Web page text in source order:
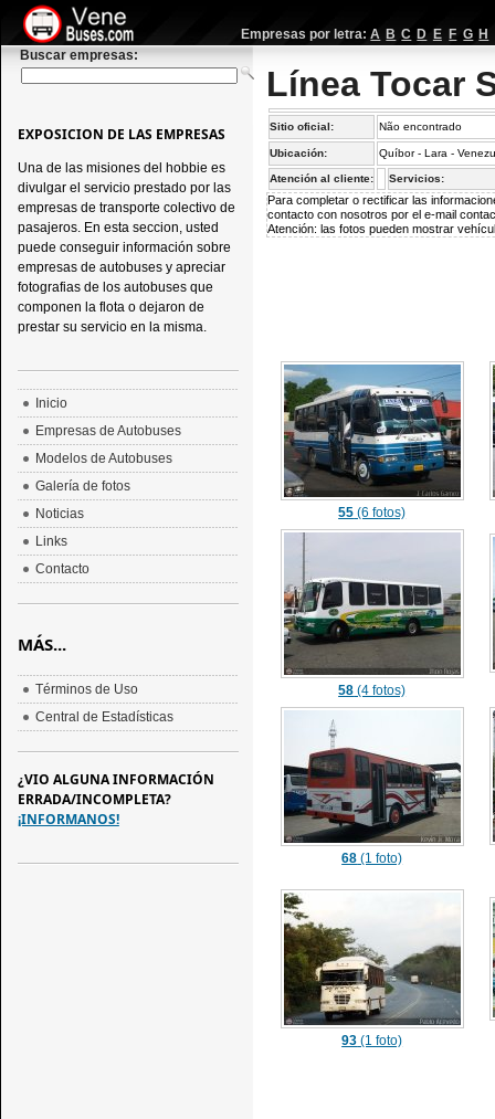
Empresas por letra: A B C D E F G H
Buscar empresas:
Línea Tocar
Sitio oficial: Não encontrado
Ubicación: Quíbor - Lara -
Atención al cliente: Servicios:
Para completar o rectificar las
contacto con nosotros por el e-mail
Atención: las fotos pueden mostrar
55 (6 fotos)
58 (4 fotos)
68 (1 foto)
93 (1 foto)
EXPOSICION DE LAS EMPRESAS
Una de las misiones del hobbie es
divulgar el servicio prestado por las
empresas de transporte colectivo de
pasajeros. En esta seccion, usted
puede conseguir información sobre
empresas de autobuses y apreciar
fotografias de los autobuses que
componen la flota o dejaron de
prestar su servicio en la misma.
Inicio
Empresas de Autobuses
Modelos de Autobuses
Galería de fotos
Noticias
Links
Contacto
MÁS...
Términos de Uso
Central de Estadísticas
¿VIO ALGUNA INFORMACIÓN
ERRADA/INCOMPLETA?
¡INFORMANOS!